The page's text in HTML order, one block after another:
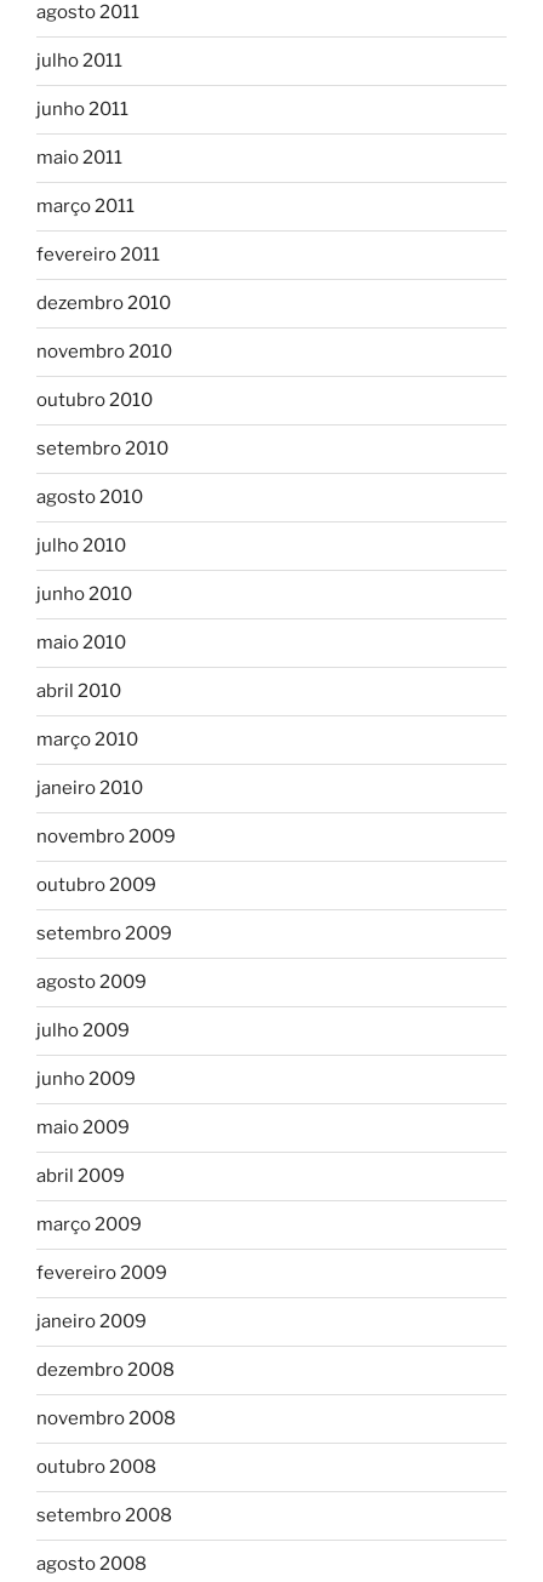
agosto 2011
julho 2011
junho 2011
maio 2011
março 2011
fevereiro 2011
dezembro 2010
novembro 2010
outubro 2010
setembro 2010
agosto 2010
julho 2010
junho 2010
maio 2010
abril 2010
março 2010
janeiro 2010
novembro 2009
outubro 2009
setembro 2009
agosto 2009
julho 2009
junho 2009
maio 2009
abril 2009
março 2009
fevereiro 2009
janeiro 2009
dezembro 2008
novembro 2008
outubro 2008
setembro 2008
agosto 2008